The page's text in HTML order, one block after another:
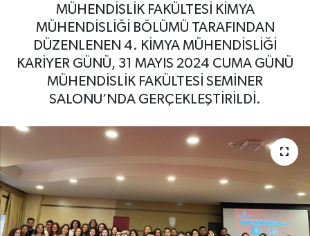
MÜHENDİSLİK FAKÜLTESİ KİMYA
MÜHENDİSLİĞİ BÖLÜMÜ TARAFINDAN
DÜZENLENEN 4. KİMYA MÜHENDİSLİĞİ
KARİYER GÜNÜ, 31 MAYIS 2024 CUMA GÜNÜ
MÜHENDİSLİK FAKÜLTESİ SEMİNER
SALONU’NDA GERÇEKLEŞTİRİLDİ.